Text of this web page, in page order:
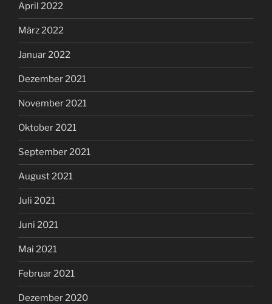
April 2022
März 2022
Januar 2022
Dezember 2021
November 2021
Oktober 2021
September 2021
August 2021
Juli 2021
Juni 2021
Mai 2021
Februar 2021
Dezember 2020